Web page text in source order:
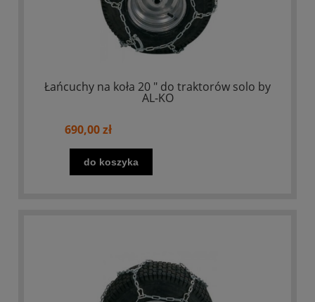
Łańcuchy na koła 20 " do traktorów solo by
AL-KO
690,00 zł
do koszyka